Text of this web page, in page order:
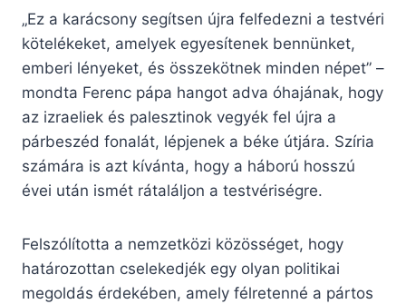
„Ez a karácsony segítsen újra felfedezni a testvéri
kötelékeket, amelyek egyesítenek bennünket,
emberi lényeket, és összekötnek minden népet” –
mondta Ferenc pápa hangot adva óhajának, hogy
az izraeliek és palesztinok vegyék fel újra a
párbeszéd fonalát, lépjenek a béke útjára. Szíria
számára is azt kívánta, hogy a háború hosszú
évei után ismét rátaláljon a testvériségre.
Felszólította a nemzetközi közösséget, hogy
határozottan cselekedjék egy olyan politikai
megoldás érdekében, amely félretenné a pártos